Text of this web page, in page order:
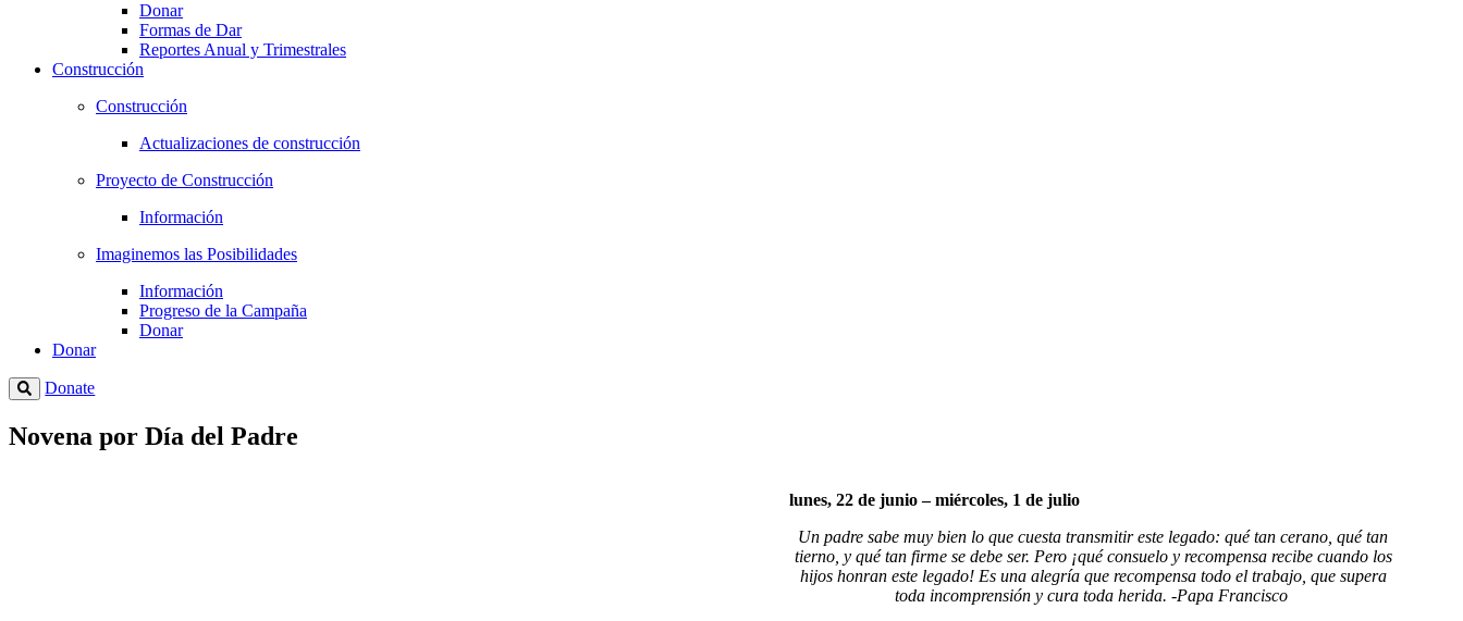
Donar
Formas de Dar
Reportes Anual y Trimestrales
Construcción
Construcción
Actualizaciones de construcción
Proyecto de Construcción
Información
Imaginemos las Posibilidades
Información
Progreso de la Campaña
Donar
Donar
Donate
Novena por Día del Padre
lunes, 22 de junio – miércoles, 1 de julio
Un padre sabe muy bien lo que cuesta transmitir este legado: qué tan cerano, qué tan
tierno, y qué tan firme se debe ser. Pero ¡qué consuelo y recompensa recibe cuando los
hijos honran este legado! Es una alegría que recompensa todo el trabajo, que supera
toda incomprensión y cura toda herida. -Papa Francisco